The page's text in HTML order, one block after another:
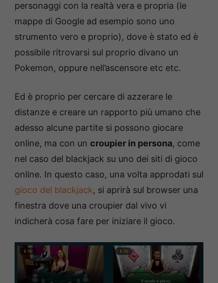
personaggi con la realtà vera e propria (le
mappe di Google ad esempio sono uno
strumento vero e proprio), dove è stato ed è
possibile ritrovarsi sul proprio divano un
Pokemon, oppure nell’ascensore etc etc.
Ed è proprio per cercare di azzerare le
distanze e creare un rapporto più umano che
adesso alcune partite si possono giocare
online, ma con un croupier in persona, come
nel caso del blackjack su uno dei siti di gioco
online. In questo caso, una volta approdati sul
gioco del blackjack, si aprirà sul browser una
finestra dove una croupier dal vivo vi
indicherà cosa fare per iniziare il gioco.